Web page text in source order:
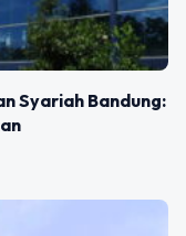
Syariah Bandung: